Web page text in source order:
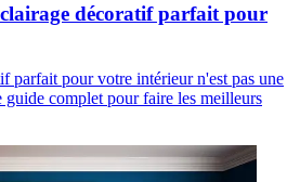
décoratif parfait pour
parfait pour votre intérieur n'est pas une
guide complet pour faire les meilleurs